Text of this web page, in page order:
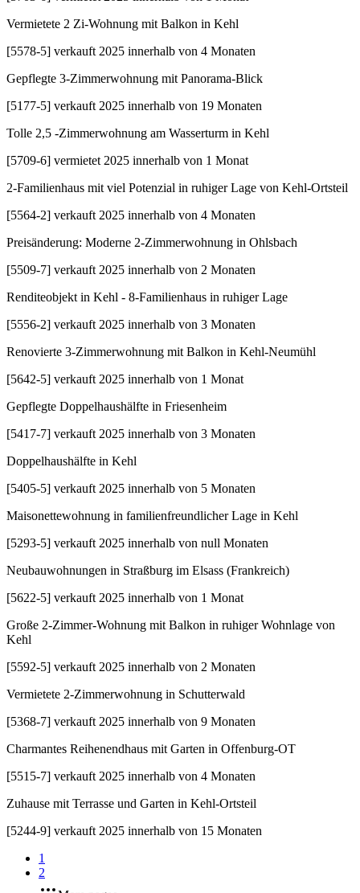
Vermietete 2 Zi-Wohnung mit Balkon in Kehl
[5578-5] verkauft 2025 innerhalb von 4 Monaten
Gepflegte 3-Zimmerwohnung mit Panorama-Blick
[5177-5] verkauft 2025 innerhalb von 19 Monaten
Tolle 2,5 -Zimmerwohnung am Wasserturm in Kehl
[5709-6] vermietet 2025 innerhalb von 1 Monat
2-Familienhaus mit viel Potenzial in ruhiger Lage von Kehl-Ortsteil
[5564-2] verkauft 2025 innerhalb von 4 Monaten
Preisänderung: Moderne 2-Zimmerwohnung in Ohlsbach
[5509-7] verkauft 2025 innerhalb von 2 Monaten
Renditeobjekt in Kehl - 8-Familienhaus in ruhiger Lage
[5556-2] verkauft 2025 innerhalb von 3 Monaten
Renovierte 3-Zimmerwohnung mit Balkon in Kehl-Neumühl
[5642-5] verkauft 2025 innerhalb von 1 Monat
Gepflegte Doppelhaushälfte in Friesenheim
[5417-7] verkauft 2025 innerhalb von 3 Monaten
Doppelhaushälfte in Kehl
[5405-5] verkauft 2025 innerhalb von 5 Monaten
Maisonettewohnung in familienfreundlicher Lage in Kehl
[5293-5] verkauft 2025 innerhalb von null Monaten
Neubauwohnungen in Straßburg im Elsass (Frankreich)
[5622-5] verkauft 2025 innerhalb von 1 Monat
Große 2-Zimmer-Wohnung mit Balkon in ruhiger Wohnlage von
Kehl
[5592-5] verkauft 2025 innerhalb von 2 Monaten
Vermietete 2-Zimmerwohnung in Schutterwald
[5368-7] verkauft 2025 innerhalb von 9 Monaten
Charmantes Reihenendhaus mit Garten in Offenburg-OT
[5515-7] verkauft 2025 innerhalb von 4 Monaten
Zuhause mit Terrasse und Garten in Kehl-Ortsteil
[5244-9] verkauft 2025 innerhalb von 15 Monaten
1
2